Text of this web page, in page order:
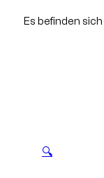
Es befinden
🔍